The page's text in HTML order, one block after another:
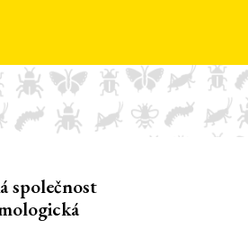
společnost